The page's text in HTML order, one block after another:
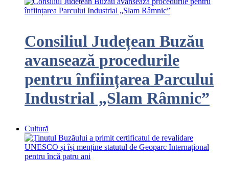
Consiliul Județean Buzău
avansează procedurile
pentru înființarea Parcului
Industrial „Slam Râmnic”
Cultură